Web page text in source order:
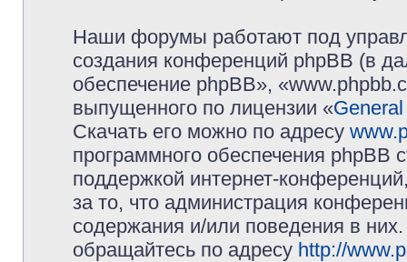
Наши форумы работают под
создания конференций phpBB (в
обеспечение phpBB»,
выпущенного по лицензии «
Скачать его можно по адресу
программного обеспечения phpBB
поддержкой интернет-
за то, что администрация
содержания и/или поведения в
обращайтесь по адресу http://